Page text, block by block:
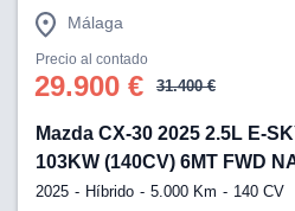
Málaga
Precio al contado
29.900 € 31.400 €
Mazda CX-30 2025 2.5L E-
103KW (140CV) 6MT FWD
2025 Híbrido 5.000 Km 140 CV